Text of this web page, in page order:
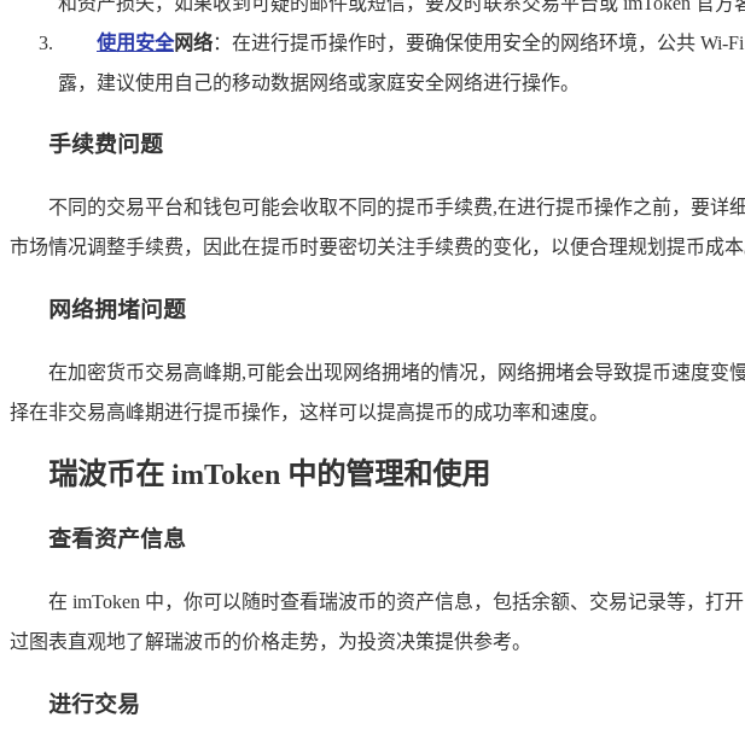
使用安全网络：在进行提币操作时，要确保使用安全的网络环境，公共
露，建议使用自己的移动数据网络或家庭安全网络进行操作。
手续费问题
不同的交易平台和钱包可能会收取不同的提币手续费,在进行提币操作之前，要
市场情况调整手续费，因此在提币时要密切关注手续费的变化，以便合理规划提币成本
网络拥堵问题
在加密货币交易高峰期,可能会出现网络拥堵的情况，网络拥堵会导致提币速度
择在非交易高峰期进行提币操作，这样可以提高提币的成功率和速度。
瑞波币在 imToken 中的管理和使用
查看资产信息
在 imToken 中，你可以随时查看瑞波币的资产信息，包括余额、交易记录等，打
过图表直观地了解瑞波币的价格走势，为投资决策提供参考。
进行交易